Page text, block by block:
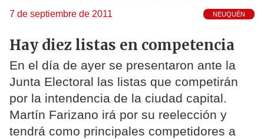
7 de septiembre de 2011 NEUQUÉN
Hay diez listas en competencia
En el día de ayer se presentaron ante la
Junta Electoral las listas que competirán
por la intendencia de la ciudad capital.
Martín Farizano irá por su reelección y
tendrá como principales competidores a